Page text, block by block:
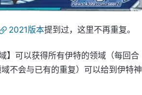
2021版本​提到过，这里不再重复。
】可以获得所有伊特的领域（每回合
不会与已有的重复）可以给到伊特神